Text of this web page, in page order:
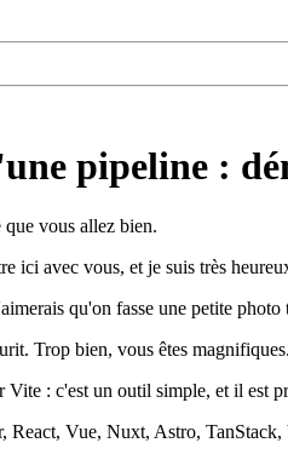
pipeline :
vous allez bien.
ici avec vous, et je suis très
qu'on fasse une petite
Trop bien, vous êtes magnifiques.
Vite : c'est un outil simple, et il est
React, Vue, Nuxt, Astro,